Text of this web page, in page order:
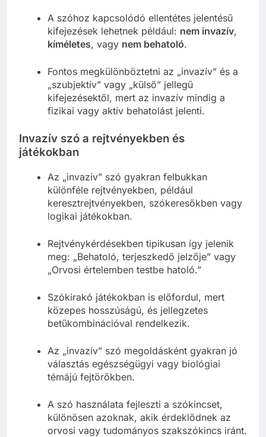
A szóhoz kapcsolódó ellentétes jelentésű
kifejezések lehetnek például: nem invazív,
kíméletes, vagy nem behatoló.
Fontos megkülönböztetni az „invazív” és a
„szubjektív” vagy „külső” jellegű
kifejezésektől, mert az invazív mindig a
fizikai vagy aktív behatolást jelenti.
Invazív szó a rejtvényekben és
játékokban
Az „invazív” szó gyakran felbukkan
különféle rejtvényekben, például
keresztrejtvényekben, szókeresőkben vagy
logikai játékokban.
Rejtvénykérdésekben tipikusan így jelenik
meg: „Behatoló, terjeszkedő jelzője” vagy
„Orvosi értelemben testbe hatoló.”
Szókirakó játékokban is előfordul, mert
közepes hosszúságú, és jellegzetes
betűkombinációval rendelkezik.
Az „invazív” szó megoldásként gyakran jó
választás egészségügyi vagy biológiai
témájú fejtörőkben.
A szó használata fejleszti a szókincset,
különösen azoknak, akik érdeklődnek az
orvosi vagy tudományos szakszókincs iránt.